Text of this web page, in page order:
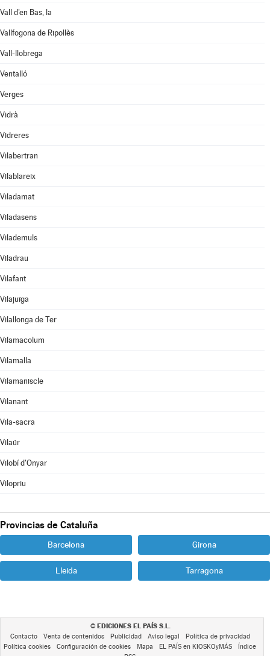
Vall d'en Bas, la
Vallfogona de Ripollès
Vall-llobrega
Ventalló
Verges
Vidrà
Vidreres
Vilabertran
Vilablareix
Viladamat
Viladasens
Vilademuls
Viladrau
Vilafant
Vilajuïga
Vilallonga de Ter
Vilamacolum
Vilamalla
Vilamaniscle
Vilanant
Vila-sacra
Vilaür
Vilobí d'Onyar
Vilopriu
Provincias de Cataluña
Barcelona Girona
Lleida Tarragona
© EDICIONES EL PAÍS S.L.
Contacto Venta de contenidos Publicidad Aviso legal
Política de privacidad
Política cookies
Configuración de cookies Mapa EL PAÍS en KIOSKOyMÁS
Índice